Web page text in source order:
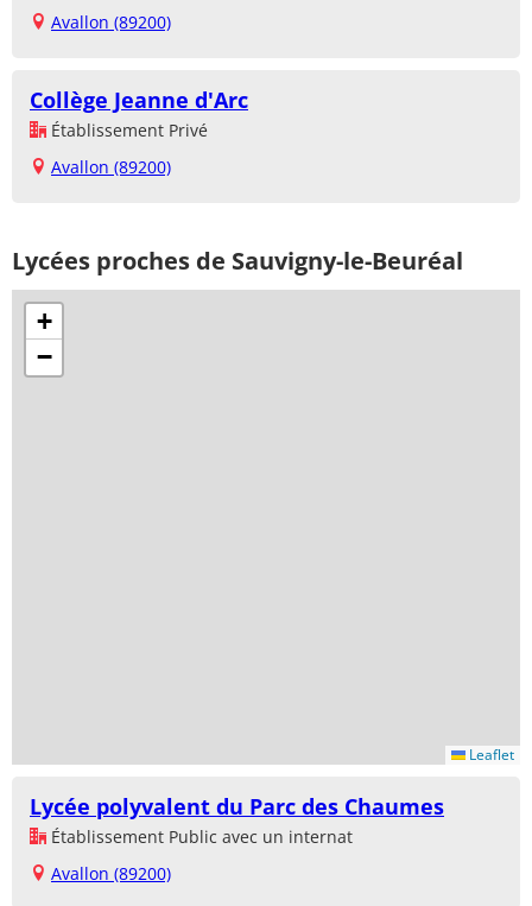
Avallon (89200)
Collège Jeanne d'Arc
Établissement Privé
Avallon (89200)
Lycées proches de Sauvigny-le-Beuréal
+
−
Leaflet
Lycée polyvalent du Parc des Chaumes
Établissement Public avec un internat
Avallon (89200)